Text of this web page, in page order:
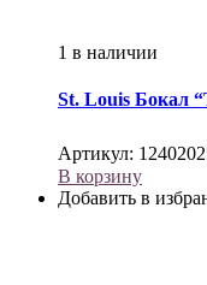
1 в наличии
St. Louis Бокал
Артикул:
В корзину
Добавить в